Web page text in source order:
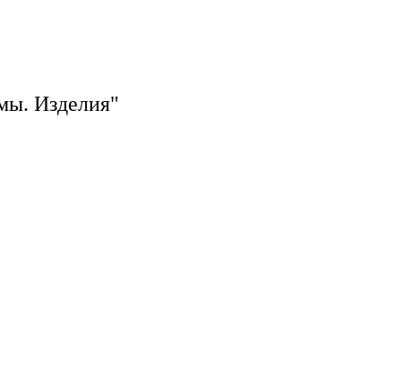
Изделия"